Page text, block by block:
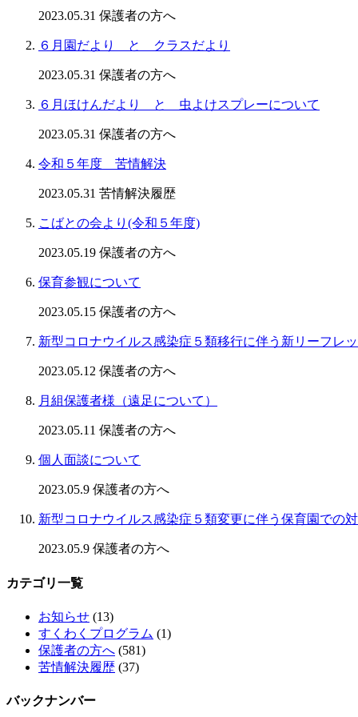
2023.05.31 保護者の方へ
６月園だより と クラスだより
2023.05.31 保護者の方へ
６月ほけんだより と 虫よけスプレーについて
2023.05.31 保護者の方へ
令和５年度 苦情解決
2023.05.31 苦情解決履歴
こばとの会より(令和５年度)
2023.05.19 保護者の方へ
保育参観について
2023.05.15 保護者の方へ
新型コロナウイルス感染症５類移行に伴う新リーフレッ
2023.05.12 保護者の方へ
月組保護者様（遠足について）
2023.05.11 保護者の方へ
個人面談について
2023.05.9 保護者の方へ
新型コロナウイルス感染症５類変更に伴う保育園での
2023.05.9 保護者の方へ
カテゴリ一覧
お知らせ (13)
すくわくプログラム (1)
保護者の方へ (581)
苦情解決履歴 (37)
バックナンバー